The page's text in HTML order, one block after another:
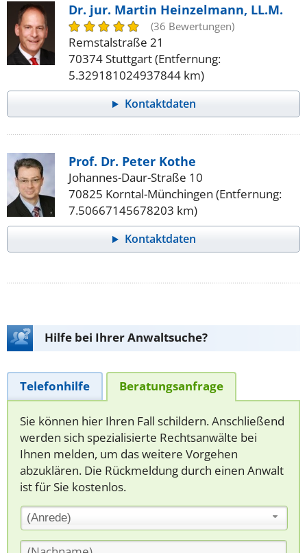
Dr. jur. Martin Heinzelmann, LL.M.
(36 Bewertungen)
Remstalstraße 21
70374 Stuttgart (Entfernung:
5.329181024937844 km)
Kontaktdaten
Prof. Dr. Peter Kothe
Johannes-Daur-Straße 10
70825 Korntal-Münchingen (Entfernung:
7.50667145678203 km)
Kontaktdaten
Hilfe bei Ihrer Anwaltsuche?
Telefonhilfe Beratungsanfrage
Sie können hier Ihren Fall schildern. Anschließend
werden sich spezialisierte Rechtsanwälte bei
Ihnen melden, um das weitere Vorgehen
abzuklären. Die Rückmeldung durch einen Anwalt
ist für Sie kostenlos.
(Anrede)